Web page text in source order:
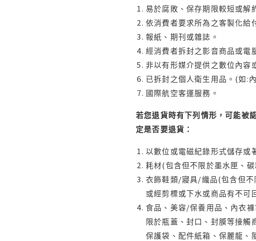
易於腐敗、保存期限較短或解
依消費者要求所為之客製化給
報紙、期刊或雜誌。
經消費者拆封之影音商品或電
非以有形媒介提供之數位內容
已拆封之個人衛生用品。(如:
國際航空客運服務。
若您退貨時有下列情形，可能被
定是否要退貨：
以數位或電磁紀錄形式儲存或
耗材(包含但不限於墨水匣、
衣飾鞋類/寢具/織品(包含但不
或經剪標或下水或商品有不可
食品、美容/保養用品、內衣
限於瓶蓋、封口、封膜等接觸
保護袋、配件紙箱、保麗龍、